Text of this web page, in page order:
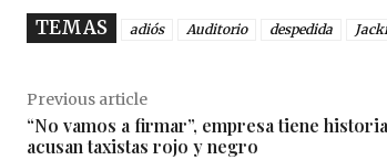
TEMAS adiós Auditorio despedida
Previous article
“No vamos a firmar”, empresa tiene
acusan taxistas rojo y negro